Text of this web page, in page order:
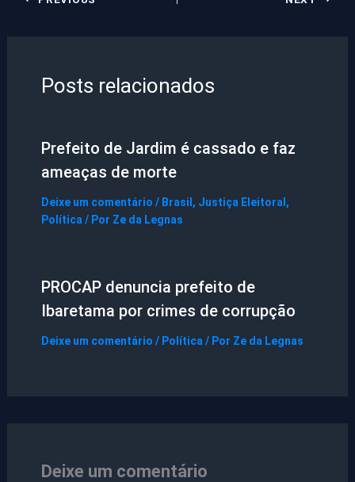
Posts relacionados
Prefeito de Jardim é cassado e faz
ameaças de morte
Deixe um comentário / Brasil , Justiça Eleitoral ,
Política / Por Ze da Legnas
PROCAP denuncia prefeito de
Ibaretama por crimes de corrupção
Deixe um comentário / Política / Por Ze da Legnas
Deixe um comentário